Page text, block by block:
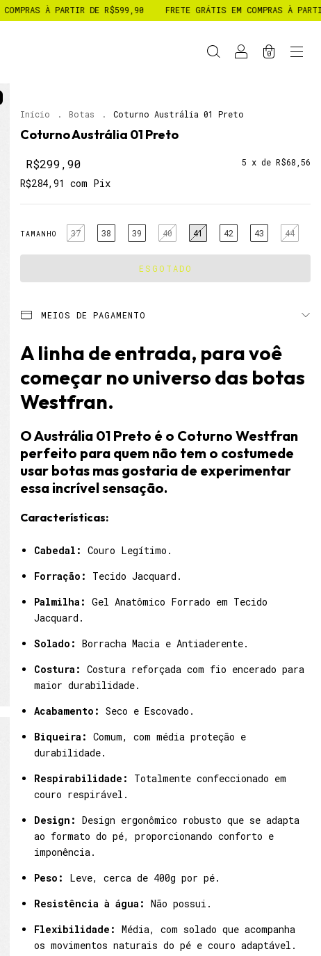
FRETE GRÁTIS EM COMPRAS À PARTIR DE R$599,90 FRETE
0
Início . Botas . Coturno Austrália 01 Preto
Coturno Austrália 01 Preto
R$299,90 5 x de R$68,56
R$284,91 com Pix
TAMANHO 37 38 39 40 41 42 43 44
MEIOS DE PAGAMENTO
A linha de entrada, para voê
começar no universo das botas
Westfran.
O Austrália 01 Preto é o Coturno Westfran
perfeito para quem não tem o costumede
usar botas mas gostaria de experimentar
essa incrível sensação.
Características:
Cabedal: Couro Legítimo.
Forração:
Tecido Jacquard.
Palmilha: Gel Anatômico Forrado em Tecido
Jacquard.
Solado: Borracha Macia e Antiaderente.
Costura: Costura reforçada com fio encerado para
maior durabilidade.
Acabamento: Seco e Escovado.
Biqueira: Comum, com média proteção e
durabilidade.
Respirabilidade:
Totalmente confeccionado em
couro respirável.
Design: Design ergonômico robusto que se adapta
ao formato do pé, proporcionando conforto e
imponência.
Peso:
Leve, cerca de 400g por pé.
Resistência à água: Não possui.
Flexibilidade: Média, com solado que acompanha
os movimentos naturais do pé e couro adaptável.